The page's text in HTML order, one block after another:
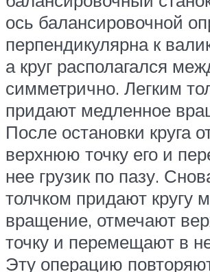
ось балансировочной
перпендикулярна к
а круг располагался
симметрично. Легким
придают медленное
После остановки круга
верхнюю точку его и
нее грузик по пазу.
толчком придают кругу
вращение, отмечают
точку и перемещают в
Эту операцию